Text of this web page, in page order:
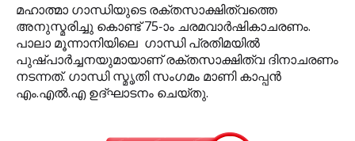
മഹാത്മാ ഗാന്ധിയുടെ രക്തസാക്ഷിത്വത്തെ
അനുസ്മരിച്ചു കൊണ്ട് 75-ാം ചരമവാര്‍ഷികാചരണം.
പാലാ മൂന്നാനിയിലെ ഗാന്ധി പ്രതിമയില്‍
പുഷ്പാര്‍ച്ചനയുമായാണ് രക്തസാക്ഷിത്വ ദിനാചരണം
നടന്നത്. ഗാന്ധി സ്മൃതി സംഗമം മാണി കാപ്പന്‍
എം.എല്‍.എ ഉദ്ഘാടനം ചെയ്തു.